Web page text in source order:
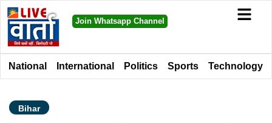
Join Whatsapp Channel
National International Politics Sports Technology
Bihar